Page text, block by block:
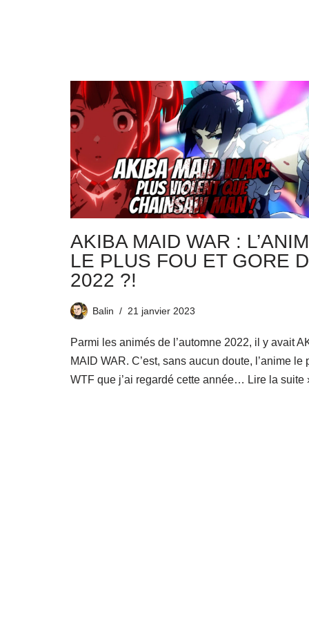
AKIBA MAID WAR :
LE PLUS FOU ET GORE
2022 ?!
Balin 21 janvier 2023
Parmi les animés de l’automne 2022, il y avait
MAID WAR. C’est, sans aucun doute, l’anime le
WTF que j’ai regardé cette année… Lire la suite